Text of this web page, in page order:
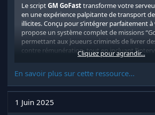
o
n
Le scriptGM GoFasttransforme votre
en une expérience palpitante de transport
illicites. Conçu pour s’intégrer parfaitement à
propose un système complet de missions
permettant aux joueurs criminels de livrer
contre rémunération, tout en incluant
des forces de l’ordre pour reprendre ou
Cliquez pour agrandir...
En savoir plus sur cette ressource...
1 Juin 2025